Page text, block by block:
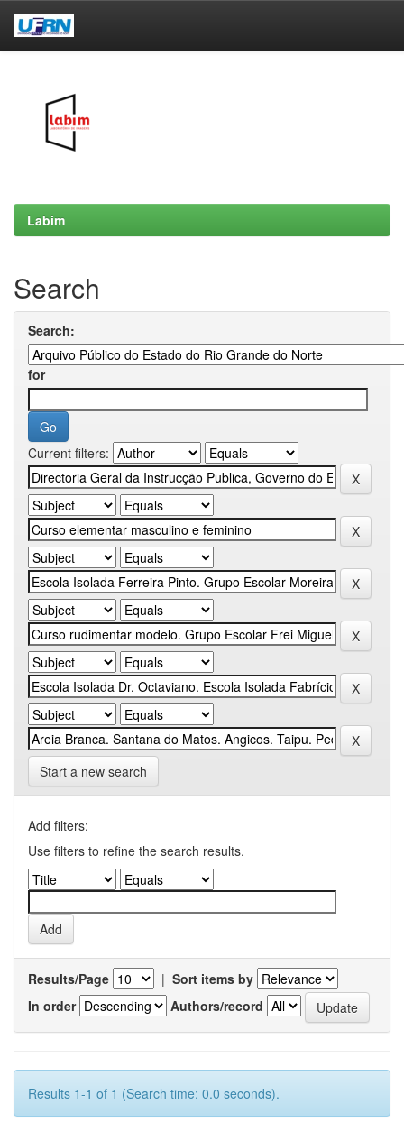
Labim
Search
Search:
for
Current filters:
Start a new search
Add filters:
Use filters to refine the search results.
Results/Page | Sort items by
In order
Authors/record
Results 1-1 of 1 (Search time: 0.0 seconds).